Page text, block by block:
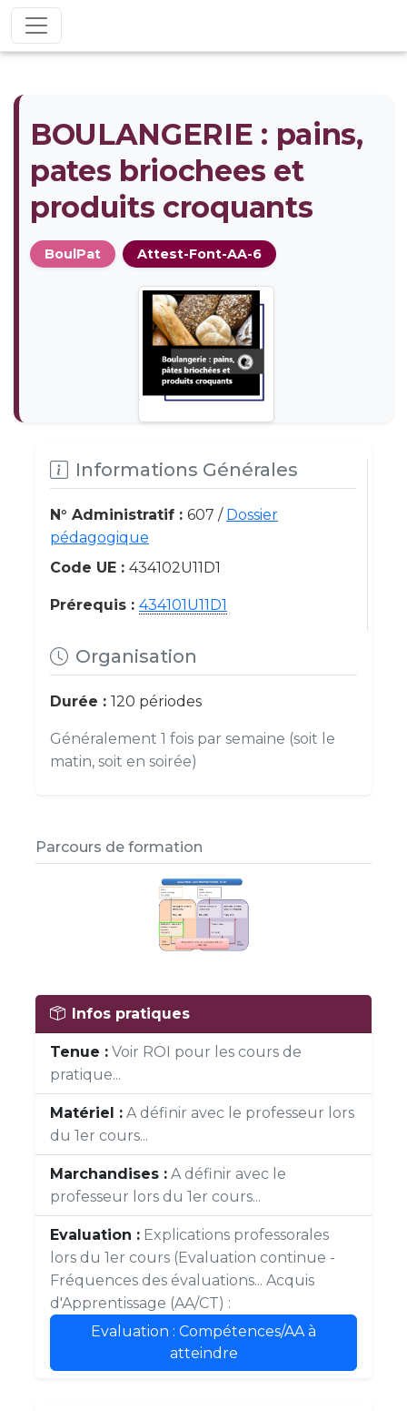
BOULANGERIE : pains,
pates briochees et
produits croquants
BoulPat Attest-Font-AA-6
Informations Générales
N° Administratif : 607 / Dossier
pédagogique
Code UE : 434102U11D1
Prérequis : 434101U11D1
Organisation
Durée : 120 périodes
Généralement 1 fois par semaine (soit le
matin, soit en soirée)
Parcours de formation
Infos pratiques
Tenue : Voir ROI pour les cours de
pratique...
Matériel : A définir avec le professeur lors
du 1er cours...
Marchandises : A définir avec le
professeur lors du 1er cours...
Evaluation : Explications professorales
lors du 1er cours (Evaluation continue -
Fréquences des évaluations... Acquis
d'Apprentissage (AA/CT) :
Evaluation : Compétences/AA à
atteindre